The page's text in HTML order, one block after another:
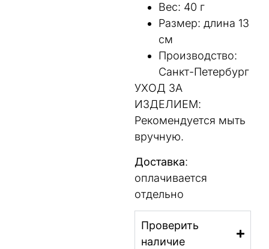
Вес: 40 г
Размер: длина 13
см
Производство:
Санкт-Петербург
УХОД ЗА
ИЗДЕЛИЕМ:
Рекомендуется мыть
вручную.
Доставка:
оплачивается
отдельно
Проверить
наличие